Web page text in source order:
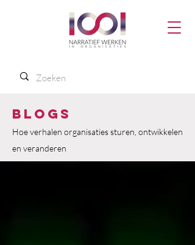
Blogs
Hoe verhalen organisaties sturen, ontwikkelen
en veranderen